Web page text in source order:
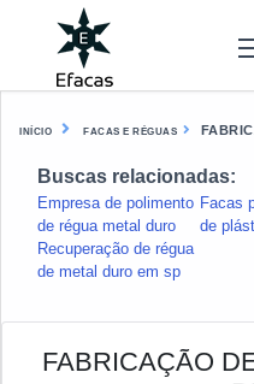
INÍCIO FACAS E RÉGUAS
Buscas relacionadas:
Empresa de polimento
de régua metal duro
Facas
de
Recuperação de régua
de metal duro em sp
FABRICAÇÃO